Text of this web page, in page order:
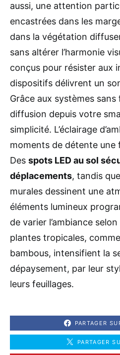
aussi, une attention
encastrées dans les
dans la végétation
sans altérer l’harmonie
conçus pour résister aux
dispositifs délivrent un
Grâce aux systèmes
diffusion depuis votre
simplicité. L’éclairage
moments de détente une
Des spots LED au sol
déplacements, tandis
murales dessinent une
éléments lumineux
de varier l’ambiance
plantes tropicales,
bambous, intensifient la
dépaysement, par leur
leurs feuillages.
PARTAGER
PARTAGER